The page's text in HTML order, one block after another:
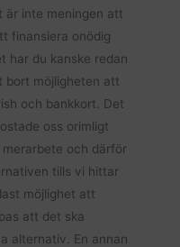
är inte meningen att
finansiera onödig
har du kanske redan
bort möjligheten att
och bankkort. Det
oss orimligt
och därför
tills vi hittar
möjlighet att
att det ska
alternativ. En annan